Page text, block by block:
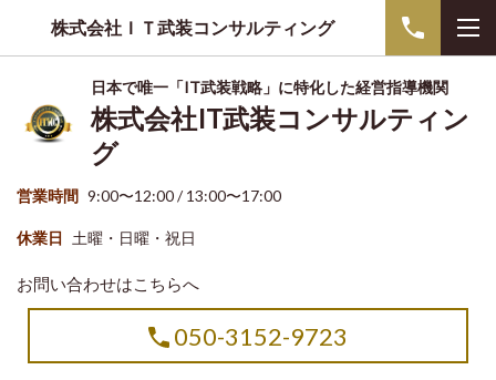
株式会社ＩＴ武装コンサルティング
日本で唯一「IT武装戦略」に特化した経営指導機関
株式会社IT武装コンサルティン
グ
営業時間 9:00〜12:00 / 13:00〜17:00
休業日 土曜・日曜・祝日
お問い合わせはこちらへ
050-3152-9723